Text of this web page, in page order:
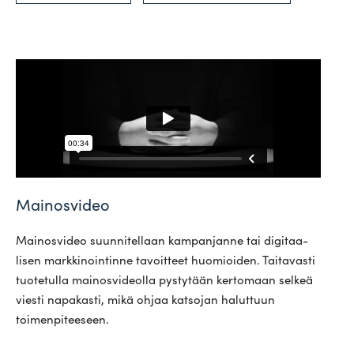
Mainosvideo
Mai­nos­video suun­ni­tellaan kam­pan­janne tai digi­taa­
lisen mark­ki­noin­tinne tavoitteet huo­mioiden. Tai­ta­vasti
tuo­te­tulla mai­nos­vi­deolla pys­tytään ker­tomaan selkeä
viesti napa­kasti, mikä ohjaa kat­sojan haluttuun
toimenpiteeseen.